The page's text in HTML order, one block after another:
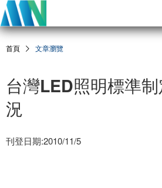
首頁 文章瀏覽
台灣LED照明標準
況
刊登日期:2010/11/5